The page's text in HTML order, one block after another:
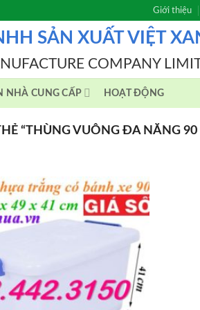
Giới thiệu
SẢN XUẤT VIỆT
COMPANY
NHÀ CUNG CẤP HOẠT ĐỘNG
“THÙNG VUÔNG ĐA NĂNG 90